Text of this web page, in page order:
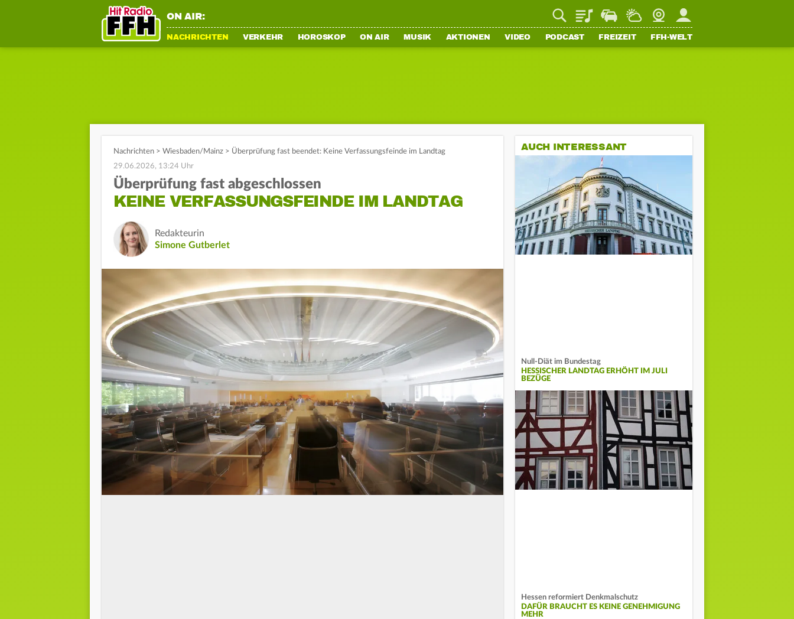
ON AIR: PlaylistStaupilotWetterWebcamMein FFH
NACHRICHTEN VERKEHR HOROSKOP ON AIR MUSIK AKTIONEN VIDEO PODCAST FREIZEIT FFH-WELT
Nachrichten > Wiesbaden/Mainz > Überprüfung fast beendet: Keine Verfassungsfeinde im Landtag
29.06.2026, 13:24 Uhr
Überprüfung fast abgeschlossen
KEINE VERFASSUNGSFEINDE IM LANDTAG
Redakteurin
Simone Gutberlet
AUCH INTERESSANT
Null-Diät im Bundestag
HESSISCHER LANDTAG ERHÖHT IM JULI
BEZÜGE
Hessen reformiert Denkmalschutz
DAFÜR BRAUCHT ES KEINE GENEHMIGUNG
MEHR